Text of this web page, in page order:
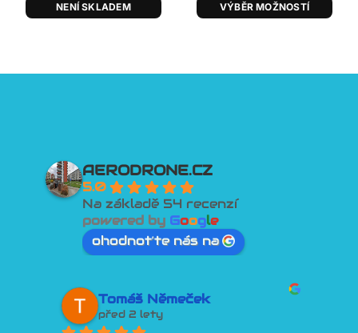
NENÍ SKLADEM VÝBĚR MOŽNOSTÍ
AERODRONE.CZ
5.0
Na základě 54 recenzí
powered by Google
ohodnoťte nás na
David Tesař
před 2 lety